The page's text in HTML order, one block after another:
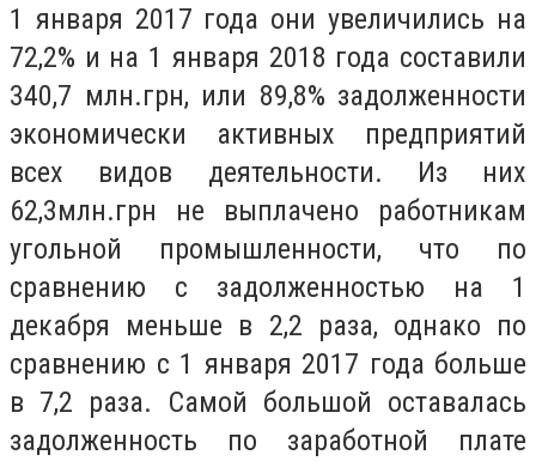
1 января 2017 года они увеличились на
72,2% и на 1 января 2018 года составили
340,7 млн.грн, или 89,8% задолженности
экономически активных предприятий
всех видов деятельности. Из них
62,3млн.грн не выплачено работникам
угольной промышленности, что по
сравнению с задолженностью на 1
декабря меньше в 2,2 раза, однако по
сравнению с 1 января 2017 года больше
в 7,2 раза. Самой большой оставалась
задолженность по заработной плате